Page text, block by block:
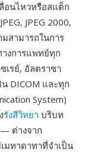
อนไหวหรือสแต็ก
JPEG 2000,
มสามารถในการ
งการแพทย์ทุก
เรย์, อัลตราซา
DICOM และทุก
System)
รังสีวิทยา บริบท
ต่างจาก
มทาดาทาที่จำเป็น